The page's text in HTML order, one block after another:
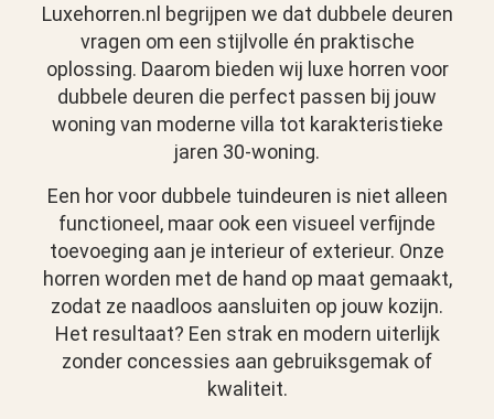
Luxehorren.nl begrijpen we dat dubbele deuren
vragen om een stijlvolle én praktische
oplossing. Daarom bieden wij luxe horren voor
dubbele deuren die perfect passen bij jouw
woning van moderne villa tot karakteristieke
jaren 30-woning.
Een hor voor dubbele tuindeuren is niet alleen
functioneel, maar ook een visueel verfijnde
toevoeging aan je interieur of exterieur. Onze
horren worden met de hand op maat gemaakt,
zodat ze naadloos aansluiten op jouw kozijn.
Het resultaat? Een strak en modern uiterlijk
zonder concessies aan gebruiksgemak of
kwaliteit.